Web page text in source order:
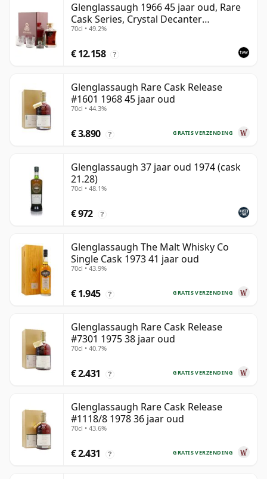
Glenglassaugh 1966 45 jaar oud, Rare
Cask Series, Crystal Decanter
Presentation
70cl • 49.2%
€ 12.158 ?
Glenglassaugh Rare Cask Release
#1601 1968 45 jaar oud
70cl • 44.3%
GRATIS VERZENDING
€ 3.890 ?
Glenglassaugh 37 jaar oud 1974 (cask
21.28)
70cl • 48.1%
€ 972 ?
Glenglassaugh The Malt Whisky Co
Single Cask 1973 41 jaar oud
70cl • 43.9%
GRATIS VERZENDING
€ 1.945 ?
Glenglassaugh Rare Cask Release
#7301 1975 38 jaar oud
70cl • 40.7%
GRATIS VERZENDING
€ 2.431 ?
Glenglassaugh Rare Cask Release
#1118/8 1978 36 jaar oud
70cl • 43.6%
GRATIS VERZENDING
€ 2.431 ?